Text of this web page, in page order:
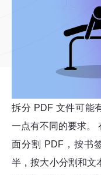
拆分 PDF 文件可能
一点有不同的要求。
面分割 PDF，按书
半，按大小分割和文